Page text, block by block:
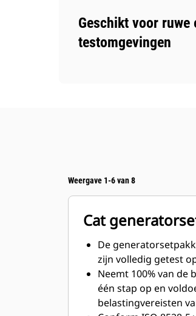
Geschikt voor ruwe
testomgevingen
Weergave 1-6 van 8
Cat
De
zijn volledig getest
Neemt 100% van de
één stap op en
belastingvereisten